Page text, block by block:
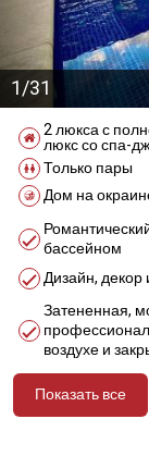
1/31
2 люкса с
люкс со спа-
Только пары
Дом на
бассейном
Дизайн, декор
Затененная,
воздухе и
Показать все